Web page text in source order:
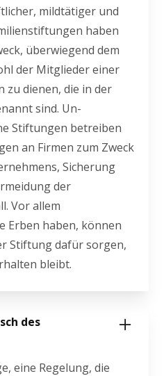
mildtätiger und
haben
überwiegend dem
der Mitglieder einer
zu dienen, die in der
sind. Un-
Stiftungen betreiben
an Firmen zum Zweck
Sicherung
der
Vor allem
Erben haben, können
Stiftung dafür sorgen,
bleibt.
des
eine Regelung, die